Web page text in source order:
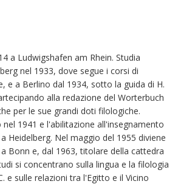
a Ludwigshafen am Rhein. Studia
nel 1933, dove segue i corsi di
e a Berlino dal 1934, sotto la guida di H.
alla redazione del Worterbuch
per le sue grandi doti filologiche.
1941 e l'abilitazione all'insegnamento
Heidelberg. Nel maggio del 1955 diviene
Bonn e, dal 1963, titolare della cattedra
si concentrano sulla lingua e la filologia
e sulle relazioni tra l'Egitto e il Vicino